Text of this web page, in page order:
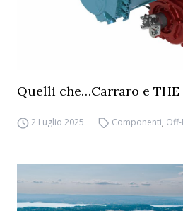
Quelli che…Carraro e THE
2 Luglio 2025 Componenti,